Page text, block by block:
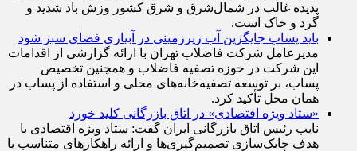
پدیده غالب در شمال‌شرق و شرق کشور وزش باد شدید و
گرد و خاک است.
باید پساب جایگزین آب‌ زیرزمینی در آبیاری فضای سبز شود
مدیرعامل شرکت فاضلاب تهران با ارائه گزارشی از اقدامات
این شرکت در حوزه تصفیه فاضلاب و همچنین تخصیص
پساب، بر توسعه تصفیه‌خانه‌های محلی و استفاده از پساب در
همان محل تأکید کرد.
«ستاد ویژه اقتصادی» در اتاق بازرگانی کلید خورد
نایب رئیس اتاق بازرگانی ایران گفت: ستاد ویژه اقتصادی با
هدف چابک‌سازی تصمیم‌گیری‌ها و ارائه راهکار‌های متناسب با